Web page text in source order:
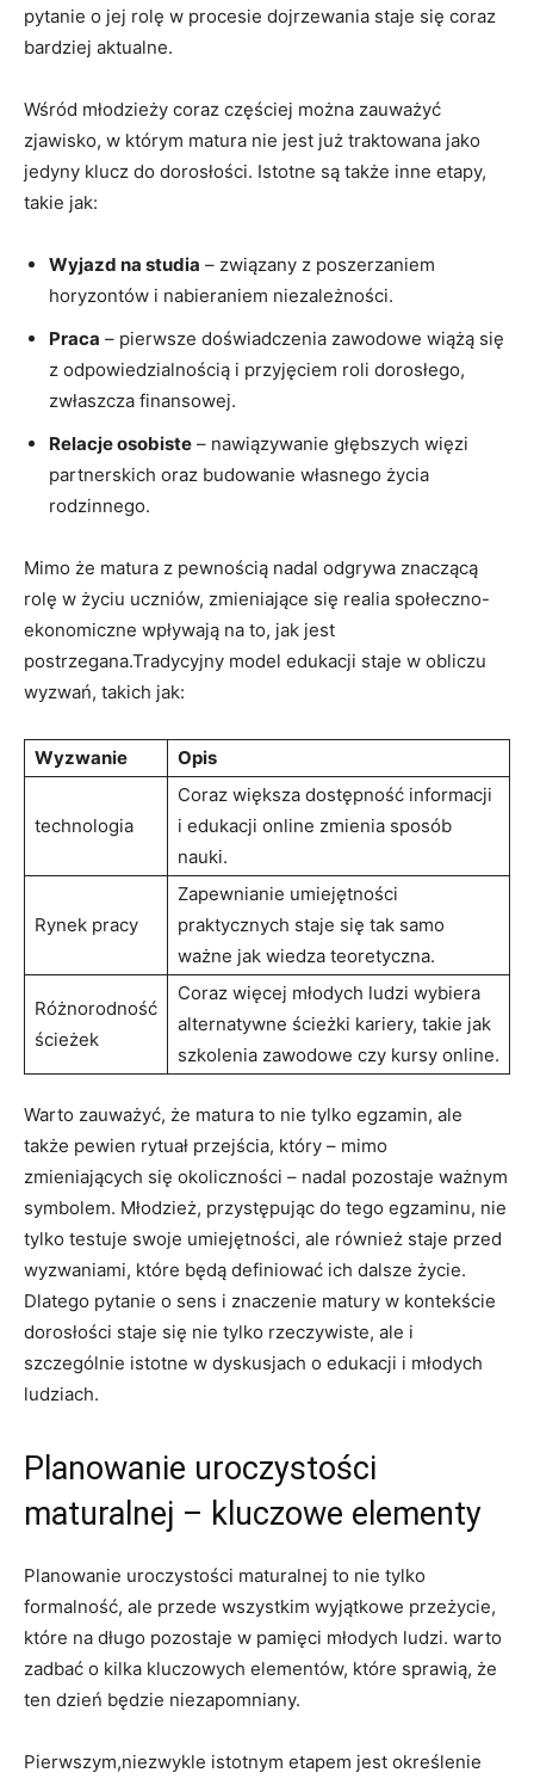
pytanie o jej rolę w procesie dojrzewania staje się coraz
bardziej aktualne.
Wśród młodzieży coraz częściej można zauważyć
zjawisko, w którym matura ​nie jest już⁣ traktowana jako
jedyny klucz do dorosłości. Istotne są także inne etapy,
⁢takie jak:
Wyjazd na studia – związany z poszerzaniem
horyzontów i nabieraniem niezależności.
Praca – pierwsze doświadczenia zawodowe wiążą się
z odpowiedzialnością⁢ i przyjęciem⁤ roli‌ dorosłego,
zwłaszcza finansowej.
Relacje osobiste – nawiązywanie głębszych więzi
partnerskich oraz​ budowanie‍ własnego życia
rodzinnego.
Mimo że matura z pewnością ​nadal odgrywa⁢ znaczącą⁤
rolę w życiu uczniów, zmieniające się realia społeczno-
ekonomiczne wpływają na to,⁢ jak jest
postrzegana.Tradycyjny model edukacji⁢ staje w ​obliczu
wyzwań, takich jak:
Wyzwanie Opis
technologia
Coraz większa dostępność informacji
⁤i edukacji ⁣online zmienia sposób
nauki.
Rynek pracy
Zapewnianie umiejętności
praktycznych staje się tak ⁣samo
‍ważne jak wiedza teoretyczna.
Różnorodność
ścieżek
Coraz więcej młodych ludzi wybiera
alternatywne ścieżki kariery, takie jak
szkolenia zawodowe czy kursy online.
Warto zauważyć, że matura to ​nie tylko egzamin, ale
także ⁣pewien rytuał przejścia, który – mimo
zmieniających się okoliczności – nadal pozostaje ważnym
symbolem. Młodzież, przystępując do tego⁢ egzaminu, nie
tylko testuje swoje umiejętności, ale również staje przed
wyzwaniami, które będą definiować ich dalsze życie.
‌Dlatego pytanie o sens i znaczenie⁣ matury w kontekście
dorosłości staje się nie tylko rzeczywiste, ale i
szczególnie istotne w dyskusjach o edukacji i młodych
ludziach.
Planowanie uroczystości
maturalnej – kluczowe elementy
Planowanie ‌uroczystości maturalnej to nie tylko
formalność, ale‌ przede wszystkim wyjątkowe przeżycie,
które na długo pozostaje‌ w pamięci młodych ludzi. warto
zadbać o​ kilka kluczowych elementów, które sprawią, że
ten dzień będzie niezapomniany.
Pierwszym,niezwykle istotnym etapem jest określenie